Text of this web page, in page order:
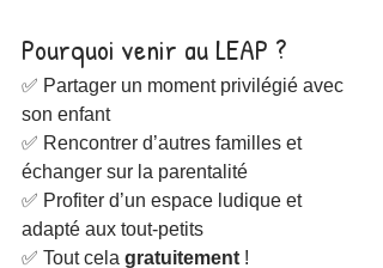
Pourquoi venir au LEAP ?
✅ Partager un moment privilégié avec
son enfant
✅ Rencontrer d’autres familles et
échanger sur la parentalité
✅ Profiter d’un espace ludique et
adapté aux tout-petits
✅ Tout cela gratuitement !